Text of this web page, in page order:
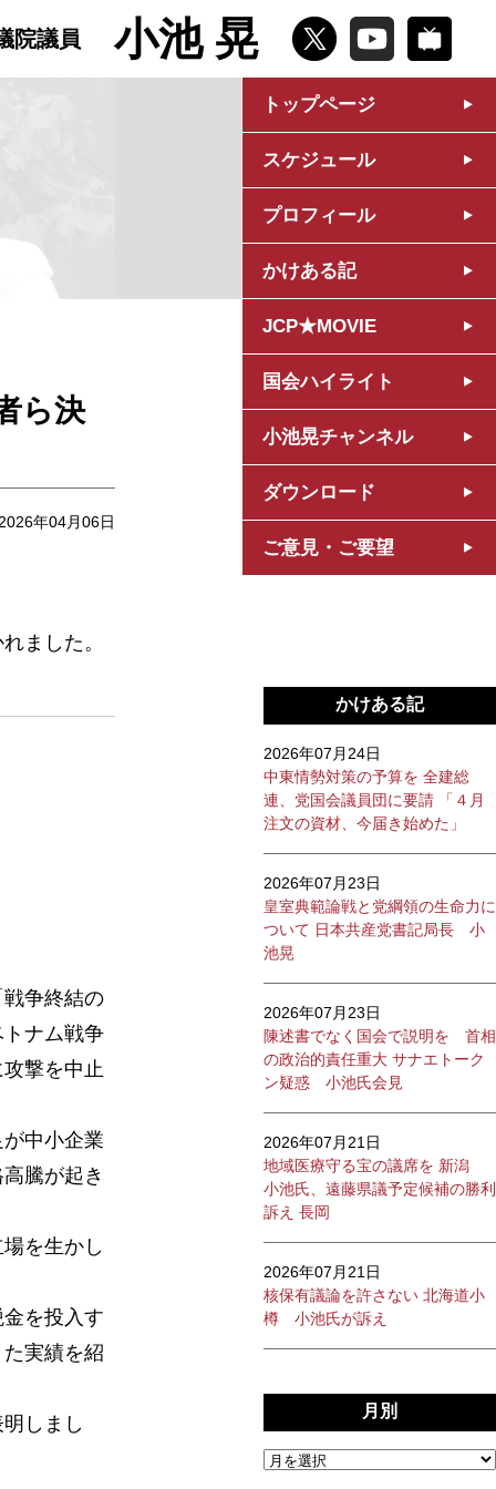
院議員 小池 晃
トップページ
スケジュール
プロフィール
かけある記
JCP★MOVIE
国会ハイライト
小池晃チャンネル
ダウンロード
ご意見・ご要望
ら決
2026年04月06日
ました。
争終結の
ナム戦争
撃を中止
中小企業
騰が起き
を生かし
を投入す
実績を紹
しまし
かけある記
2026年07月24日
中東情勢対策の予算を 全建総
連、党国会議員団に要請 「４月
注文の資材、今届き始めた」
2026年07月23日
皇室典範論戦と党綱領の生命力に
ついて 日本共産党書記局長 小
池晃
2026年07月23日
陳述書でなく国会で説明を 首相
の政治的責任重大 サナエトーク
ン疑惑 小池氏会見
2026年07月21日
地域医療守る宝の議席を 新潟
小池氏、遠藤県議予定候補の勝利
訴え 長岡
2026年07月21日
核保有議論を許さない 北海道小
樽 小池氏が訴え
月別